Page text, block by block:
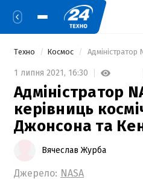
Техно Космос
1 липня 2021, 16:30
Адміністратор
керівниць
Джонсона та
Вячеслав Журба
Джерело: NASA